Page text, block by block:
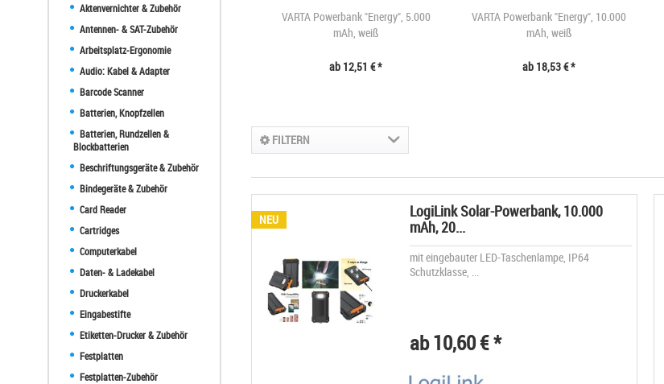
Aktenvernichter & Zubehör
Antennen- & SAT-Zubehör
Arbeitsplatz-Ergonomie
Audio: Kabel & Adapter
Barcode Scanner
Batterien, Knopfzellen
Batterien, Rundzellen &
Blockbatterien
Beschriftungsgeräte & Zubehör
Bindegeräte & Zubehör
Card Reader
Cartridges
Computerkabel
Daten- & Ladekabel
Druckerkabel
Eingabestifte
Etiketten-Drucker & Zubehör
Festplatten
Festplatten-Zubehör
VARTA Powerbank "Energy", 5.000
mAh, weiß
ab 12,51 € *
VARTA Powerbank "Energy", 10.000
mAh, weiß
ab 18,53 € *
FILTERN
NEU
LogiLink Solar-Powerbank, 10.000
mAh, 20...
mit eingebauter LED-Taschenlampe, IP64
Schutzklasse, ...
ab 10,60 € *